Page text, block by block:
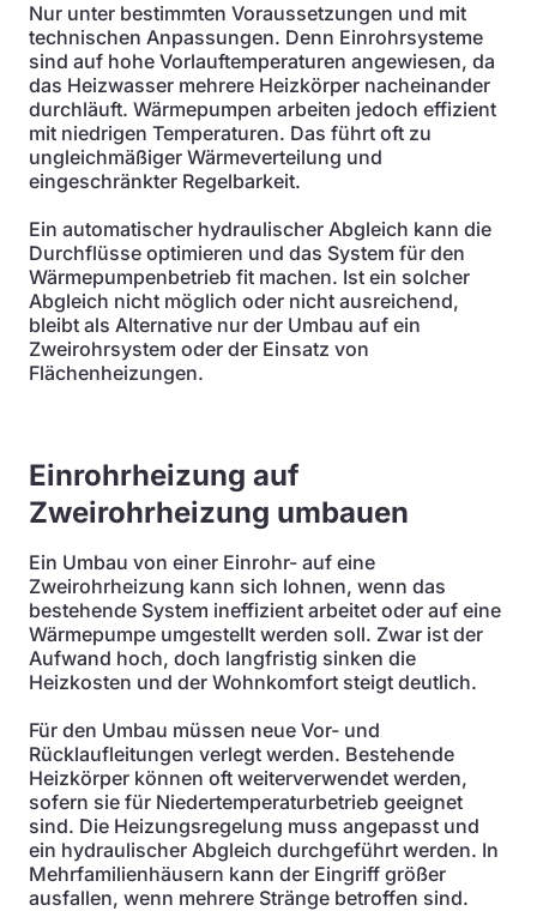
Nur unter bestimmten Voraussetzungen und mit
technischen Anpassungen. Denn Einrohrsysteme
sind auf hohe Vorlauftemperaturen angewiesen, da
das Heizwasser mehrere Heizkörper nacheinander
durchläuft. Wärmepumpen arbeiten jedoch effizient
mit niedrigen Temperaturen. Das führt oft zu
ungleichmäßiger Wärmeverteilung und
eingeschränkter Regelbarkeit.
Ein automatischer hydraulischer Abgleich kann die
Durchflüsse optimieren und das System für den
Wärmepumpenbetrieb fit machen. Ist ein solcher
Abgleich nicht möglich oder nicht ausreichend,
bleibt als Alternative nur der Umbau auf ein
Zweirohrsystem oder der Einsatz von
Flächenheizungen.
Einrohrheizung auf
Zweirohrheizung umbauen
Ein Umbau von einer Einrohr- auf eine
Zweirohrheizung kann sich lohnen, wenn das
bestehende System ineffizient arbeitet oder auf eine
Wärmepumpe umgestellt werden soll. Zwar ist der
Aufwand hoch, doch langfristig sinken die
Heizkosten und der Wohnkomfort steigt deutlich.
Für den Umbau müssen neue Vor- und
Rücklaufleitungen verlegt werden. Bestehende
Heizkörper können oft weiterverwendet werden,
sofern sie für Niedertemperaturbetrieb geeignet
sind. Die Heizungsregelung muss angepasst und
ein hydraulischer Abgleich durchgeführt werden. In
Mehrfamilienhäusern kann der Eingriff größer
ausfallen, wenn mehrere Stränge betroffen sind.